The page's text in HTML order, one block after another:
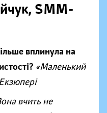
SMM-
вплинула на
«Маленький
вчить не